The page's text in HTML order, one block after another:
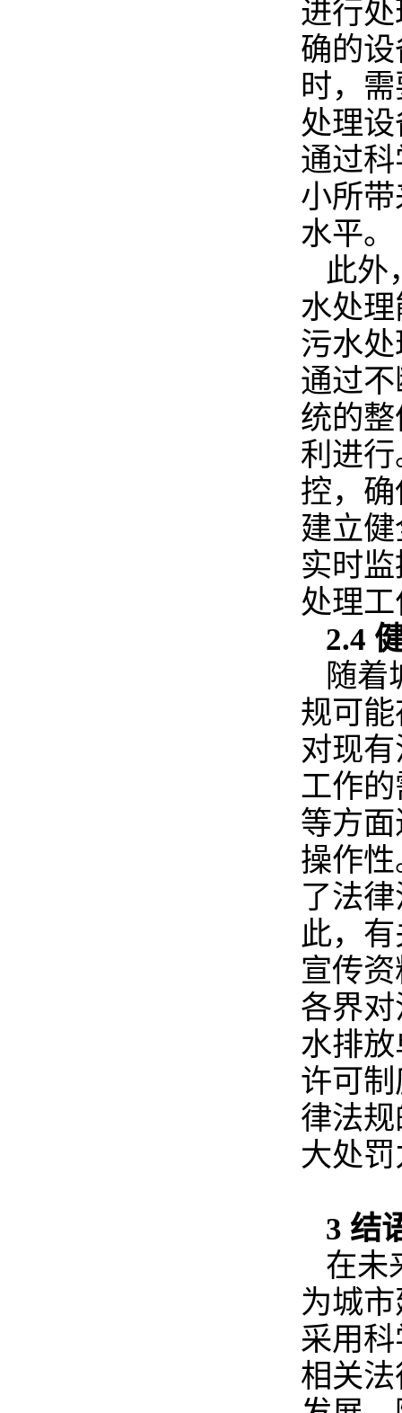
进行
确的
时，
处理
通过
小所
水平。
此外
水处
污水
通过
统的
利进
控，
建立
实时
处理
2.4
随着
规可
对现
工作
等方
操作
了法
此，
宣传
各界
水排
许可
律法
大处
3 结
在未
为城
采用
相关